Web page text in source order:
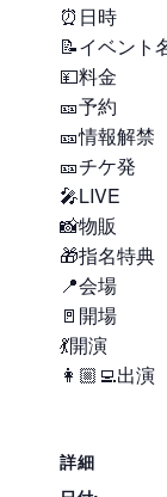
⏰日時
📝イベント
💴料金
🎫予約
🎫情報解禁
🎫チケ発
🎤LIVE
📸物販
🎁指名特典
📍会場
🚪開場
💃開演
👩🏼‍💻出演
詳細